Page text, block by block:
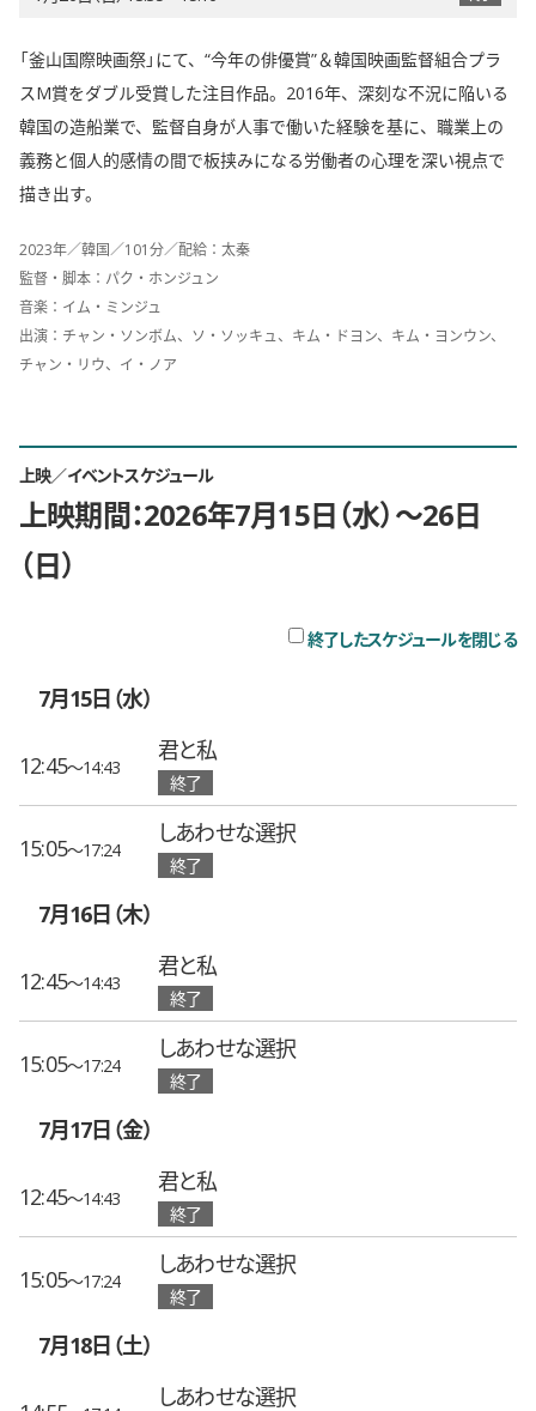
「釜山国際映画祭」にて、“今年の俳優賞”＆韓国映画監督組合プラ
スM賞をダブル受賞した注目作品。2016年、深刻な不況に陥いる
韓国の造船業で、監督自身が人事で働いた経験を基に、職業上の
義務と個人的感情の間で板挟みになる労働者の心理を深い視点で
描き出す。
2023年／韓国／101分／配給：太秦
監督・脚本：パク・ホンジュン
音楽：イム・ミンジュ
出演：チャン・ソンボム、ソ・ソッキュ、キム・ドヨン、キム・ヨンウン、
チャン・リウ、イ・ノア
上映／イベントスケジュール
上映期間：2026年7月15日（水）〜26日
（日）
終了したスケジュールを閉じる
7月15日（水）
12:45〜14:43
君と私
終了
15:05〜17:24
しあわせな選択
終了
7月16日（木）
12:45〜14:43
君と私
終了
15:05〜17:24
しあわせな選択
終了
7月17日（金）
12:45〜14:43
君と私
終了
15:05〜17:24
しあわせな選択
終了
7月18日（土）
しあわせな選択